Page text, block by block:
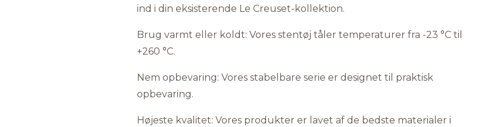
ind i din eksisterende Le Creuset-kollektion.
Brug varmt eller koldt: Vores stentøj tåler temperaturer fra -23 °C til
+260 °C.
Nem opbevaring: Vores stabelbare serie er designet til praktisk
opbevaring.
Højeste kvalitet: Vores produkter er lavet af de bedste materialer i